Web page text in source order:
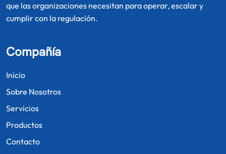
que las organizaciones necesitan para operar, escalar y
cumplir con la regulación.
Compañía
Inicio
Sobre Nosotros
Servicios
Productos
Contacto